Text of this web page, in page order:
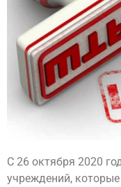
С 26 октября 2020
учреждений,